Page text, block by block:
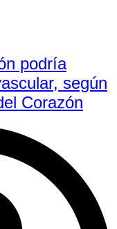
podría
según
Corazón